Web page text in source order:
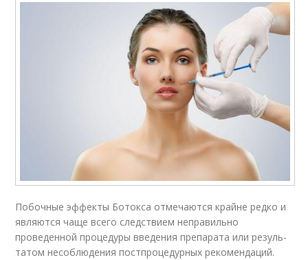
Побочные эффекты Ботокса отме­ча­ются крайне редко и
являются чаще всего следствием непра­виль­но
проведенной процедуры введения препарата или ре­зуль­
та­том несоблюдения пост­про­це­дур­ных рекомендаций.